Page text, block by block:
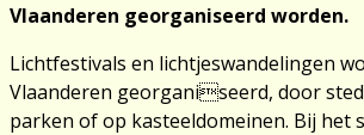
Vlaanderen georganiseerd worden.
Lichtfestivals en lichtjeswandelingen
Vlaanderen georganiseerd, door
parken of op kasteeldomeinen. Bij het